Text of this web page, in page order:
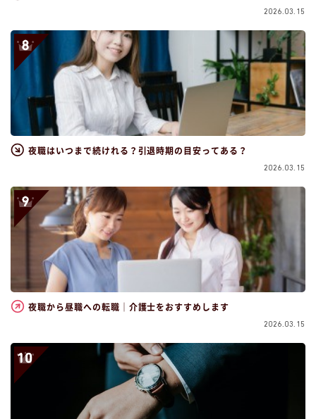
2026.03.15
夜職はいつまで続けれる？引退時期の目安ってある？
2026.03.15
夜職から昼職への転職｜介護士をおすすめします
2026.03.15